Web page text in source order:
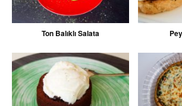
Ton Balıklı Salata